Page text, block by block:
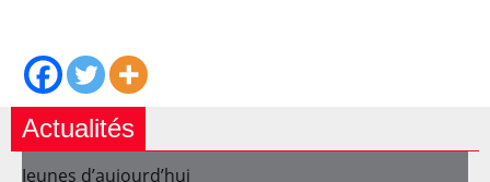
Actualités
Jeunes d’aujourd’hui